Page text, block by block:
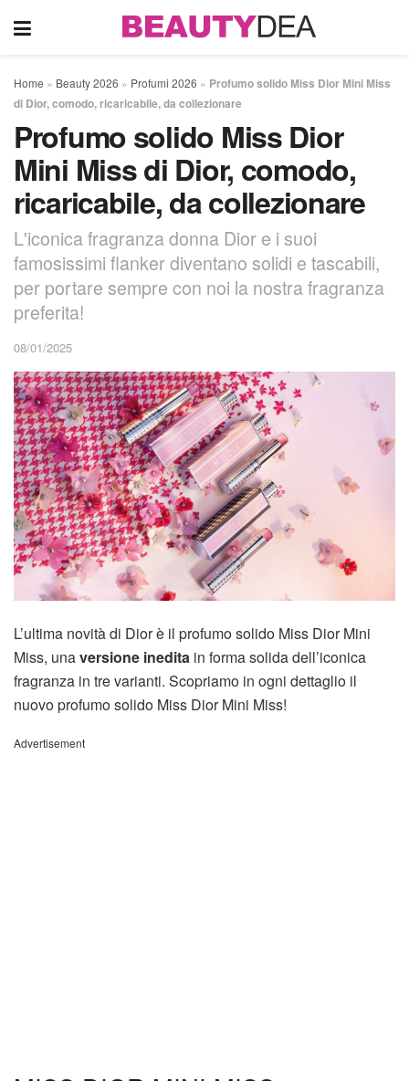
Home » Beauty 2026 » Profumi 2026 » Profumo solido Miss Dior Mini Miss
di Dior, comodo, ricaricabile, da collezionare
Profumo solido Miss Dior
Mini Miss di Dior, comodo,
ricaricabile, da collezionare
L'iconica fragranza donna Dior e i suoi
famosissimi flanker diventano solidi e tascabili,
per portare sempre con noi la nostra fragranza
preferita!
08/01/2025
L’ultima novità di Dior è il profumo solido Miss Dior Mini
Miss, unaversione inedita in forma solida dell’iconica
fragranza in tre varianti. Scopriamo in ogni dettaglio il
nuovo profumo solido Miss Dior Mini Miss!
Advertisement